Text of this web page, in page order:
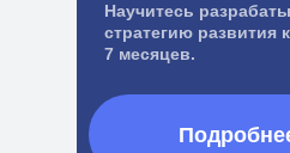
Научитесь
стратегию развития
7 месяцев.